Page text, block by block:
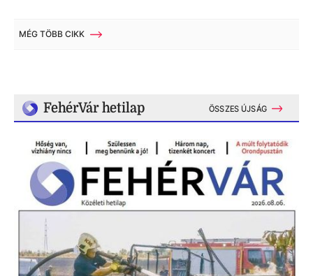
MÉG TÖBB CIKK
FehérVár hetilap ÖSSZES ÚJSÁG